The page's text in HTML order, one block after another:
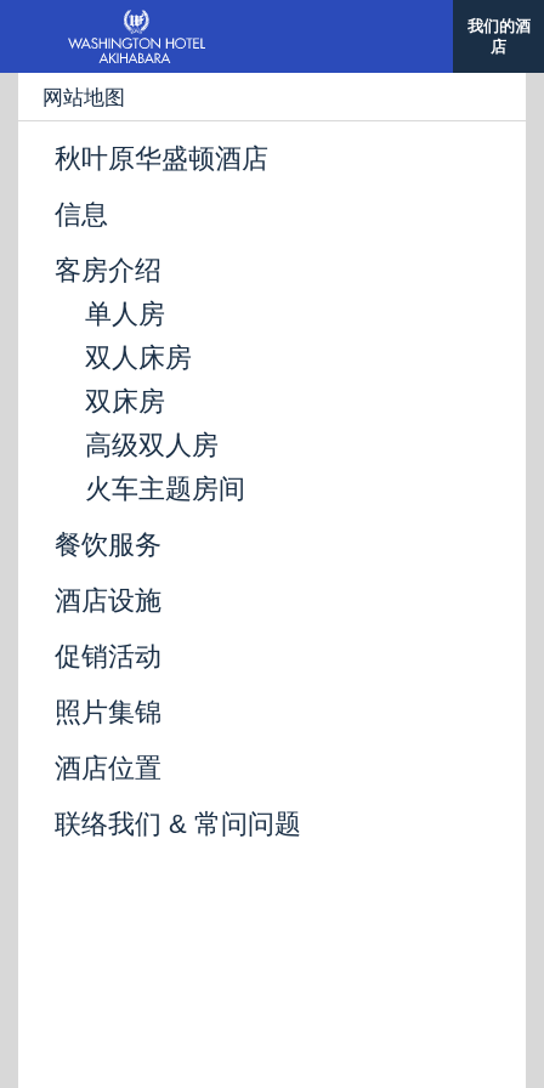
我们的酒
店
网站地图
秋叶原华盛顿酒店
信息
客房介绍
单人房
双人床房
双床房
高级双人房
火车主题房间
餐饮服务
酒店设施
促销活动
照片集锦
酒店位置
联络我们 & 常问问题